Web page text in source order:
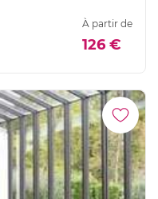
À partir de
126 €